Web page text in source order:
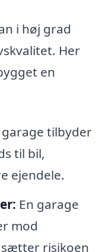
i høj grad
Her
en
garage tilbyder
til bil,
ejendele.
En garage
mod
risikoen